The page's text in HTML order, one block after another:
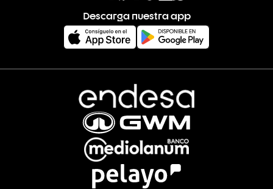
Descarga nuestra app